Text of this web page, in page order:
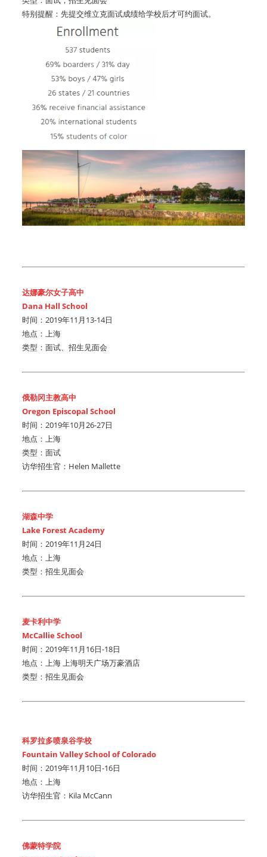
特别提醒：先提交维立克面试成绩给学校后才可约面试。
达娜豪尔女子高中
Dana Hall School
时间：2019年11月13-14日
地点：上海
类型：面试、招生见面会
俄勒冈主教高中
Oregon Episcopal School
时间：2019年10月26-27日
地点：上海
类型：面试
访华招生官：Helen Mallette
湖森中学
Lake Forest Academy
时间：2019年11月24日
地点：上海
类型：招生见面会
麦卡利中学
McCallie School
时间：2019年11月16日-18日
地点：上海 上海明天广场万豪酒店
类型：招生见面会
科罗拉多喷泉谷学校
Fountain Valley School of Colorado
时间：2019年11月10日-16日
地点：上海
访华招生官：Kila McCann
佛蒙特学院